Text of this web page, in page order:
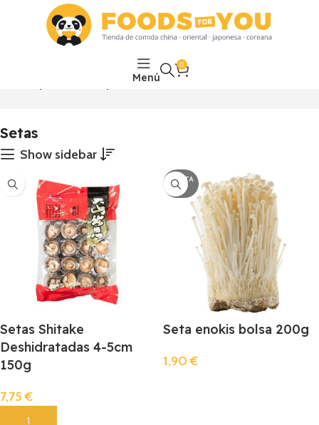
Menú
0
SetasMostrando los 5 resultados
Setas
Show sidebar
Setas Shitake
Deshidratadas 4-5cm
150g
7,75€
Añadir
AGOTA
DO
Seta enokis bolsa 200g
1,90€